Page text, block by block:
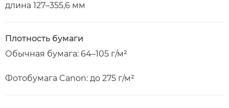
длина 127–355,6 мм
Плотность бумаги
Обычная бумага: 64–105 г/м²
Фотобумага Canon: до 275 г/м²